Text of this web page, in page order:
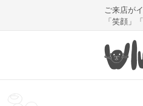
ご来店が
「笑顔」